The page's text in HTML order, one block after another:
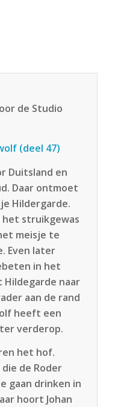
de Studio
(deel 47)
Duitsland en
Daar ontmoet
Hildergarde.
struikgewas
meisje te
Even later
in het
Hildegarde naar
aan de rand
heeft een
verderop.
het hof.
de Roder
gaan drinken in
hoort Johan